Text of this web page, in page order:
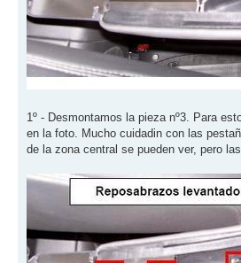
1º - Desmontamos la pieza nº3. Para
en la foto. Mucho cuidadin con las
de la zona central se pueden ver, pero